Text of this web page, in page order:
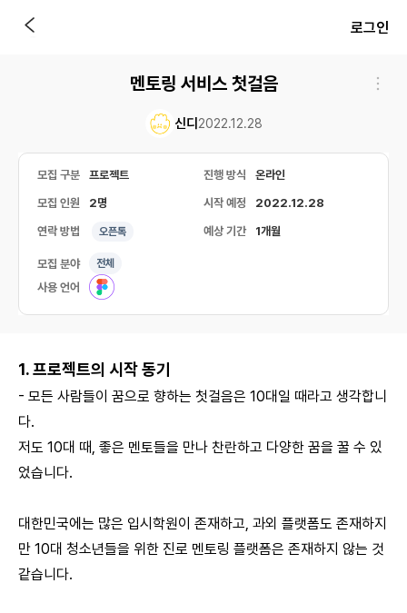
로그인
멘토링 서비스 첫걸음
신디 2022.12.28
모집 구분 프로젝트 진행 방식 온라인
모집 인원 2명 시작 예정 2022.12.28
연락 방법 오픈톡 예상 기간 1개월
모집 분야 전체
사용 언어
1. 프로젝트의 시작 동기
- 모든 사람들이 꿈으로 향하는 첫걸음은 10대일 때라고 생각합니
다.
저도 10대 때, 좋은 멘토들을 만나 찬란하고 다양한 꿈을 꿀 수 있
었습니다.
대한민국에는 많은 입시학원이 존재하고, 과외 플랫폼도 존재하지
만 10대 청소년들을 위한 진로 멘토링 플랫폼은 존재하지 않는 것
같습니다.